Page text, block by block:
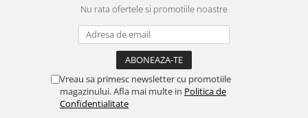
Nu rata ofertele si promotiile noastre
Vreau sa primesc newsletter cu promotiile
magazinului. Afla mai multe in Politica de
Confidentialitate